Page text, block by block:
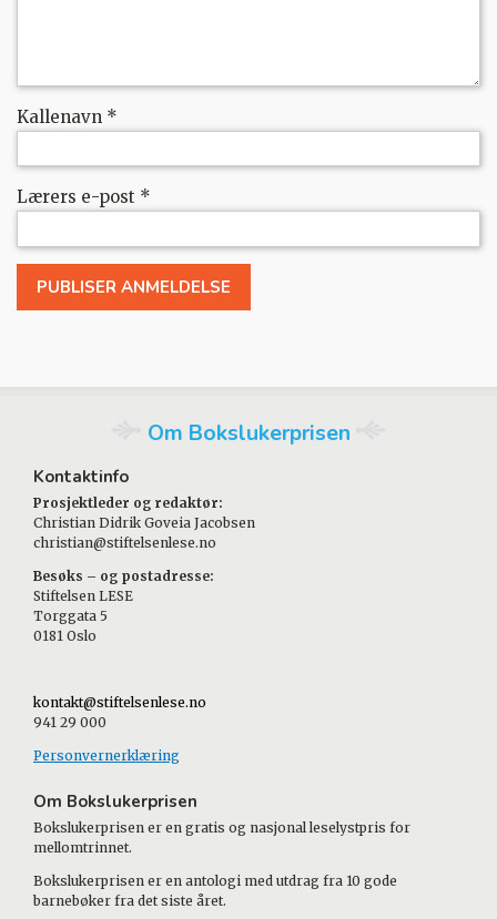
Kallenavn *
Lærers e-post *
Om Bokslukerprisen
Kontaktinfo
Prosjektleder og redaktør:
Christian Didrik Goveia Jacobsen
christian@stiftelsenlese.no
Besøks – og postadresse:
Stiftelsen LESE
Torggata 5
0181 Oslo
kontakt@stiftelsenlese.no
941 29 000
Personvernerklæring
Om Bokslukerprisen
Bokslukerprisen er en gratis og nasjonal leselystpris for
mellomtrinnet.
Bokslukerprisen er en antologi med utdrag fra 10 gode
barnebøker fra det siste året.